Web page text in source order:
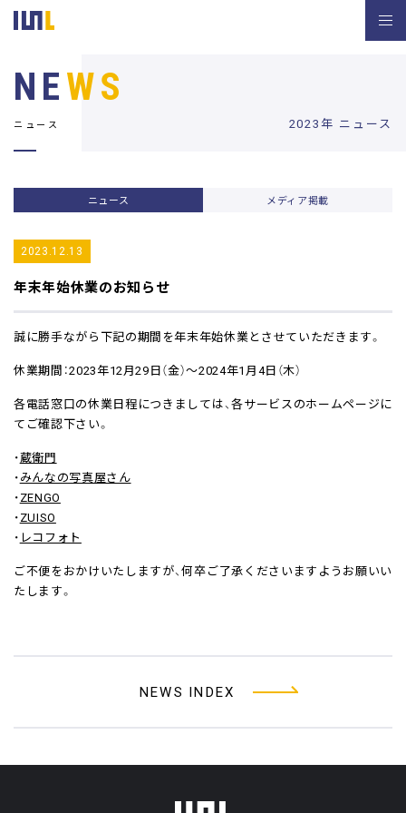
2023年 ニュース
NEWS
ニュース
ニュース メディア掲載
2023.12.13
年末年始休業のお知らせ
誠に勝手ながら下記の期間を年末年始休業とさせていただきます。
休業期間：2023年12月29日（金）～2024年1月4日（木）
各電話窓口の休業日程につきましては、各サービスのホームページに
てご確認下さい。
・蔵衛門
・みんなの写真屋さん
・ZENGO
・ZUISO
・ レコフォト
ご不便をおかけいたしますが、何卒ご了承くださいますようお願いい
たします。
NEWS INDEX
フッターメニュー